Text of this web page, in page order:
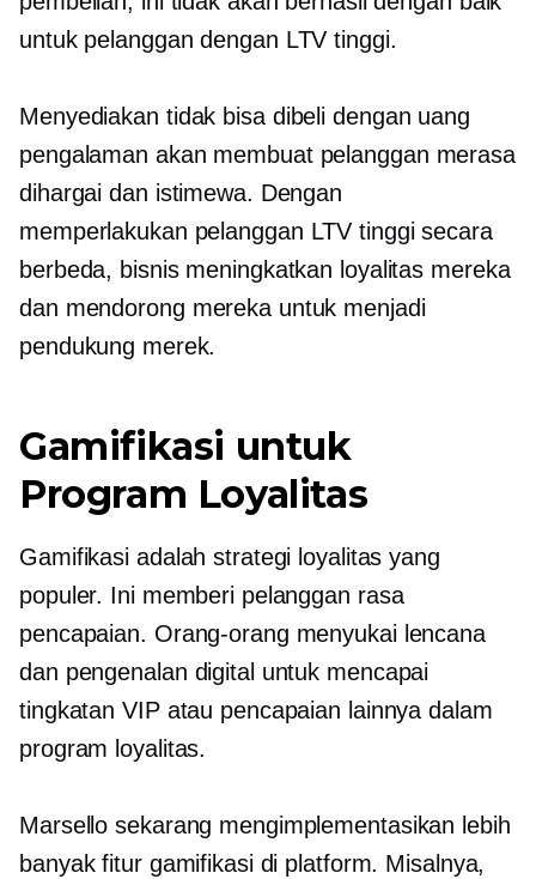
untuk pelanggan dengan LTV tinggi.
Menyediakan tidak bisa dibeli dengan uang
pengalaman akan membuat pelanggan merasa
dihargai dan istimewa. Dengan
memperlakukan pelanggan LTV tinggi secara
berbeda, bisnis meningkatkan loyalitas mereka
dan mendorong mereka untuk menjadi
pendukung merek.
Gamifikasi untuk
Program Loyalitas
Gamifikasi adalah strategi loyalitas yang
populer. Ini memberi pelanggan rasa
pencapaian. Orang-orang menyukai lencana
dan pengenalan digital untuk mencapai
tingkatan VIP atau pencapaian lainnya dalam
program loyalitas.
Marsello sekarang mengimplementasikan lebih
banyak fitur gamifikasi di platform. Misalnya,